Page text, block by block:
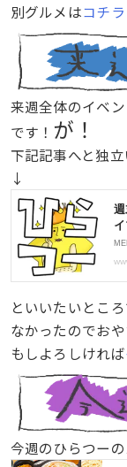
別グルメはコチラ
来週全体のイベ
です！ が！
下記記事へと独
↓
といいたいとこ
なかったのでおや
もしよろしければ
今週のひらつー